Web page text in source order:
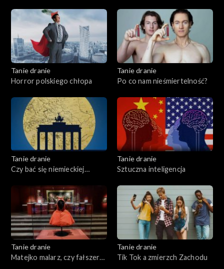
Tanie dranie
Horror polskiego chłopa
Tanie dranie
Po co nam nieśmiertelność?
Tanie dranie
Czy bać się niemieckiej
Tanie dranie
Sztuczna inteligencja
Tanie dranie
Matejko malarz, czy fałszerz
Tanie dranie
Tik Tok a zmierzch Zachodu